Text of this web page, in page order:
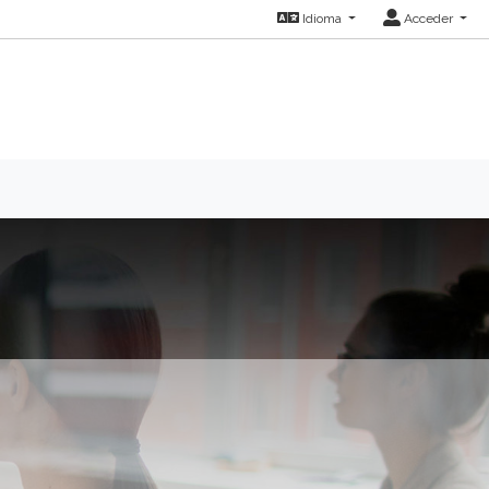
Idioma Acceder